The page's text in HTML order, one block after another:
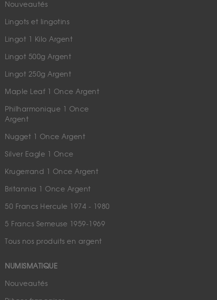
Nouveautés
Lingots et lingotins
Lingot 1 Kilo Argent
Lingot 500g Argent
Lingot 250g Argent
Maple Leaf 1 Once Argent
Philharmonique 1 Once
Argent
Nugget 1 Once Argent
Silver Eagle 1 Once
Krugerrand 1 Once Argent
Britannia 1 Once Argent
50 Francs Hercule 1974 - 1980
5 Francs Semeuse 1959-1969
Tous nos produits en argent
NUMISMATIQUE
Nouveautés